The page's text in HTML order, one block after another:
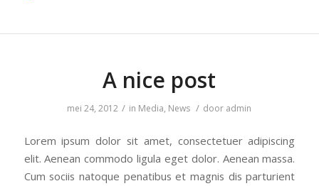
A nice post
mei 24, 2012 / in Media, News / door admin
Lorem ipsum dolor sit amet, consectetuer adipiscing
elit. Aenean commodo ligula eget dolor. Aenean massa.
Cum sociis natoque penatibus et magnis dis parturient